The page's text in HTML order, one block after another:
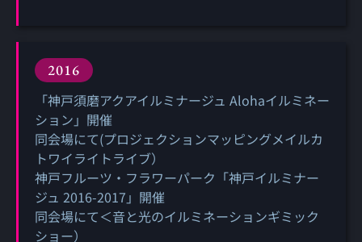
2016
「神戸須磨アクアイルミナージュ Alohaイルミネー
ション」開催
同会場にて(プロジェクションマッピングメイルカ
トワイライトライブ）
神戸フルーツ・フラワーパーク「神戸イルミナー
ジュ 2016-2017」開催
同会場にて＜音と光のイルミネーションギミック
ショー）